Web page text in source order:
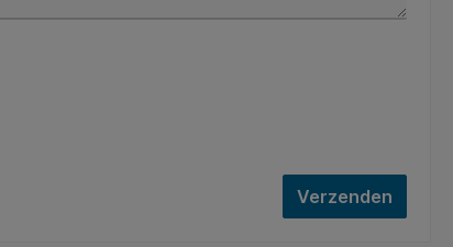
Verzenden